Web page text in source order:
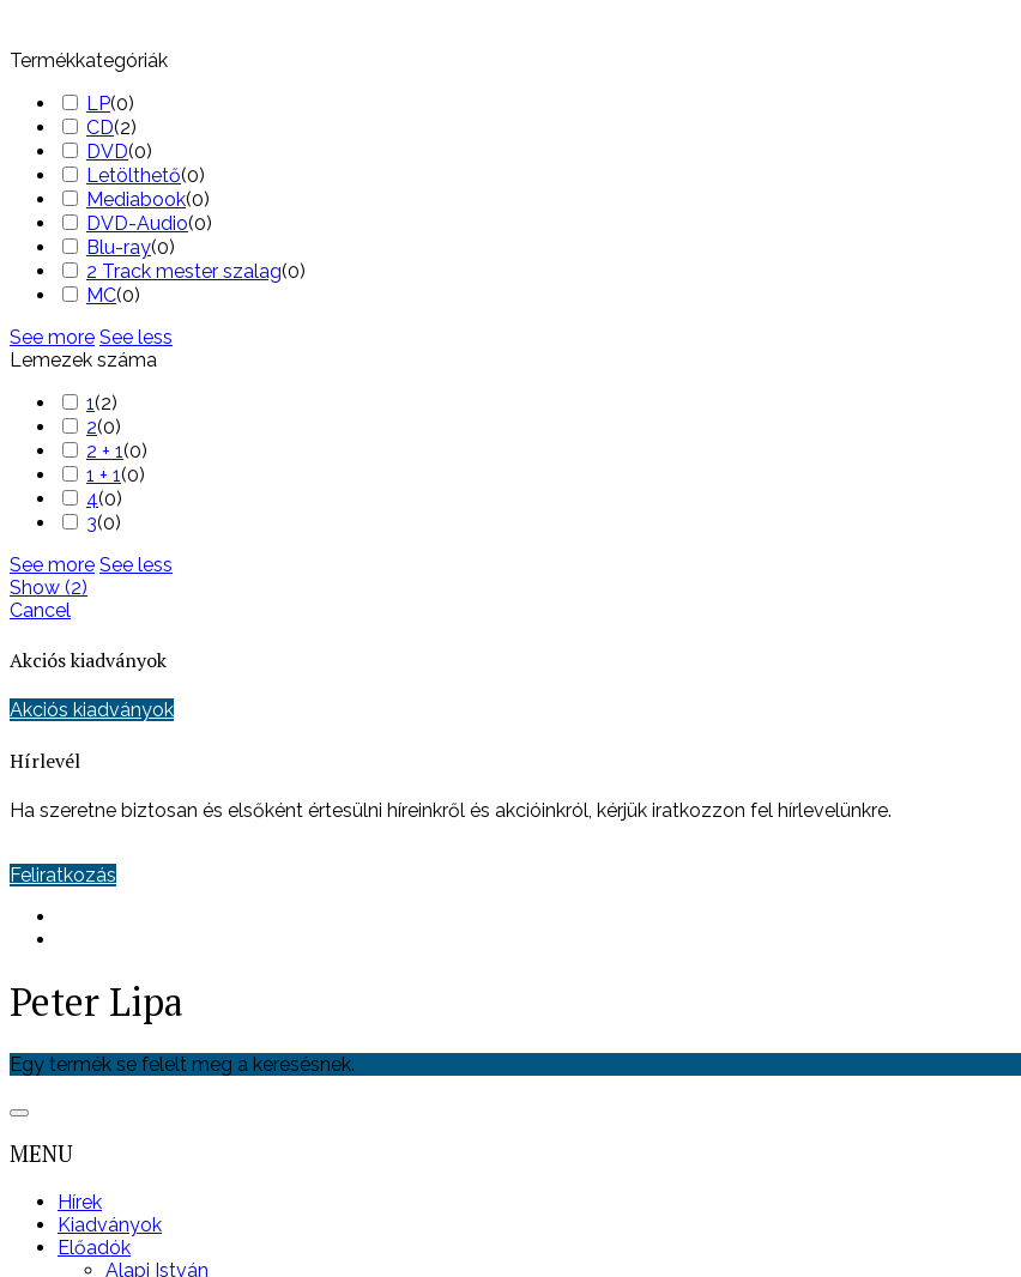
Termékkategóriák
LP(0)
CD(2)
DVD(0)
Letölthető(0)
Mediabook(0)
DVD-Audio(0)
Blu-ray(0)
2 Track mester szalag(0)
MC(0)
See more See less
Lemezek száma
1(2)
2(0)
2 + 1(0)
1 + 1(0)
4(0)
3(0)
See more See less
Show (2)
Cancel
Akciós kiadványok
Akciós kiadványok
Hírlevél
Ha szeretne biztosan és elsőként értesülni híreinkről és akcióinkról, kérjük iratkozzon fel hírlevelünkre.
Feliratkozás
Peter Lipa
Egy termék se felelt meg a keresésnek.
MENU
Hírek
Kiadványok
Előadók
Alapi István